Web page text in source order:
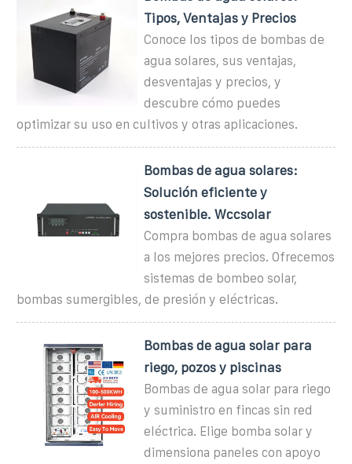
Tipos, Ventajas y Precios
Conoce los tipos de bombas de
agua solares, sus ventajas,
desventajas y precios, y
descubre cómo puedes
optimizar su uso en cultivos y otras aplicaciones.
Bombas de agua solares:
Solución eficiente y
sostenible. Wccsolar
Compra bombas de agua solares
a los mejores precios. Ofrecemos
sistemas de bombeo solar,
bombas sumergibles, de presión y eléctricas.
Bombas de agua solar para
riego, pozos y piscinas
Bombas de agua solar para riego
y suministro en fincas sin red
eléctrica. Elige bomba solar y
dimensiona paneles con apoyo